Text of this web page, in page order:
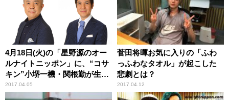
4月18日(火)の「星野源のオー
ルナイトニッポン」に、“コサ
キン”小堺一機・関根勤が生出
演決定！
2017.04.05
菅田将暉お気に入りの「ふわ
っふわなタオル」が起こした
悲劇とは？
2017.04.12